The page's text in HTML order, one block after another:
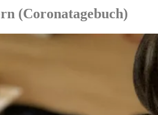
(Coronatagebuch)